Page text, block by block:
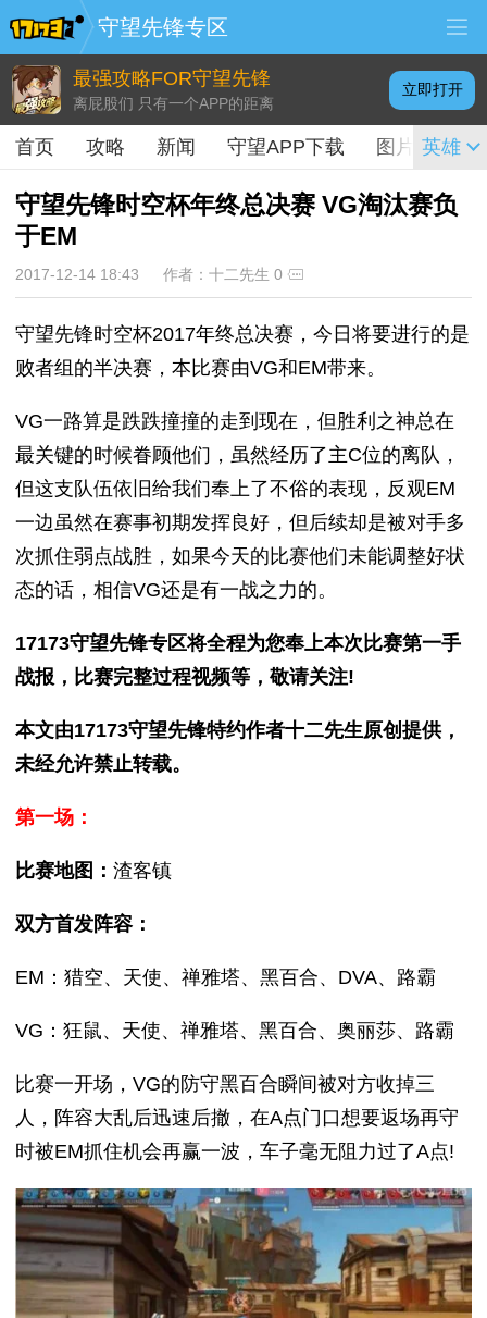
守望先锋专区
最强攻略FOR守望先锋
离屁股们 只有一个APP的距离
立即打开
首页 攻略 新闻 守望APP下载 图片 视频
英雄
守望先锋时空杯年终总决赛 VG淘汰赛负
于EM
2017-12-14 18:43 作者：十二先生 0
守望先锋时空杯2017年终总决赛，今日将要进行的是
败者组的半决赛，本比赛由VG和EM带来。
VG一路算是跌跌撞撞的走到现在，但胜利之神总在
最关键的时候眷顾他们，虽然经历了主C位的离队，
但这支队伍依旧给我们奉上了不俗的表现，反观EM
一边虽然在赛事初期发挥良好，但后续却是被对手多
次抓住弱点战胜，如果今天的比赛他们未能调整好状
态的话，相信VG还是有一战之力的。
17173守望先锋专区将全程为您奉上本次比赛第一手
战报，比赛完整过程视频等，敬请关注!
本文由17173守望先锋特约作者十二先生原创提供，
未经允许禁止转载。
第一场：
比赛地图：渣客镇
双方首发阵容：
EM：猎空、天使、禅雅塔、黑百合、DVA、路霸
VG：狂鼠、天使、禅雅塔、黑百合、奥丽莎、路霸
比赛一开场，VG的防守黑百合瞬间被对方收掉三
人，阵容大乱后迅速后撤，在A点门口想要返场再守
时被EM抓住机会再赢一波，车子毫无阻力过了A点!